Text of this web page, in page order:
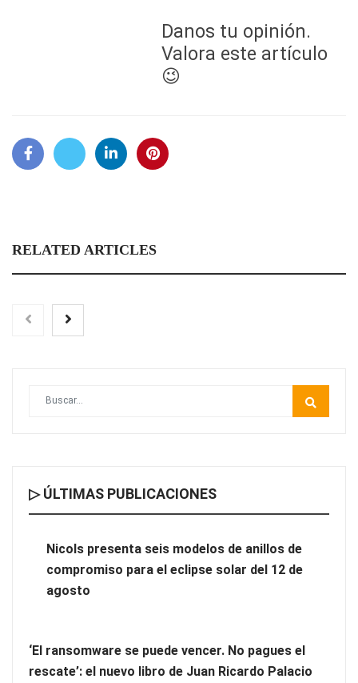
Danos tu opinión.
Valora este artículo
😉
RELATED ARTICLES
eclipse solar del 12 de agosto
‘El ransomware se puede vencer. No pagues el rescate’: el
▷ ÚLTIMAS PUBLICACIONES
Nicols presenta seis modelos de anillos de
compromiso para el eclipse solar del 12 de
agosto
‘El ransomware se puede vencer. No pagues el
rescate’: el nuevo libro de Juan Ricardo Palacio